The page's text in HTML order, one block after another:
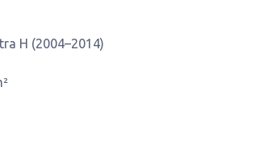
H (2004–2014)